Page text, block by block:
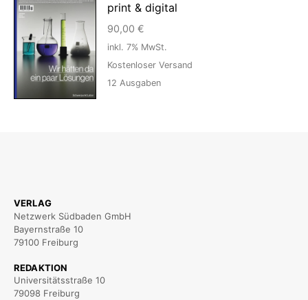
print & digital
90,00 €
inkl. 7% MwSt.
Kostenloser Versand
12 Ausgaben
VERLAG
Netzwerk Südbaden GmbH
Bayernstraße 10
79100 Freiburg
REDAKTION
Universitätsstraße 10
79098 Freiburg